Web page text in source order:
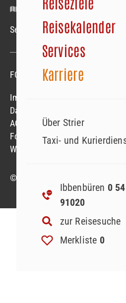
Reisekalender
Services
Karriere
Über Strier
Taxi- und
Ibbenbüren 0
91020
zur Reisesuche
Merkliste 0
Google Maps
Service-Hotline Mo.–Fr.
© 2023 Strier Reisen GmbH & Co.
Impressum
Datenschutzerklärung
AGB
Formblatt
Widerruf Reiseversicherung
FOLGEN SIE UNS Folgen sie uns